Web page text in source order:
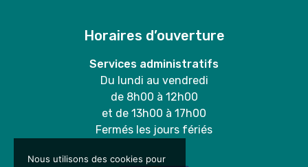
Horaires d’ouverture
Services administratifs
Du lundi au vendredi
de 8h00 à 12h00
et de 13h00 à 17h00
Fermés les jours fériés
Nous utilisons des cookies pour